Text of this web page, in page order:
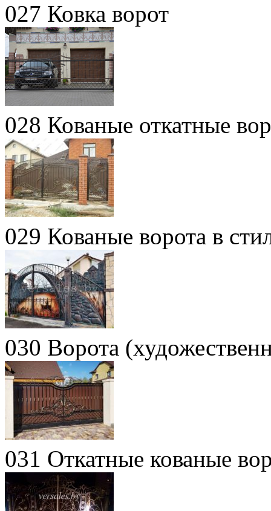
027 Ковка ворот
028 Кованые откатные
029 Кованые ворота в
030 Ворота
031 Откатные кованые